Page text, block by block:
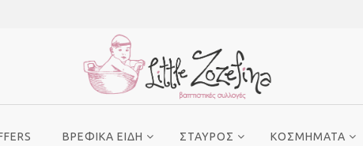
ΒΡΕΦΙΚΑ ΕΙΔΗ ΣΤΑΥΡΟΣ ΚΟΣΜΗΜΑΤΑ